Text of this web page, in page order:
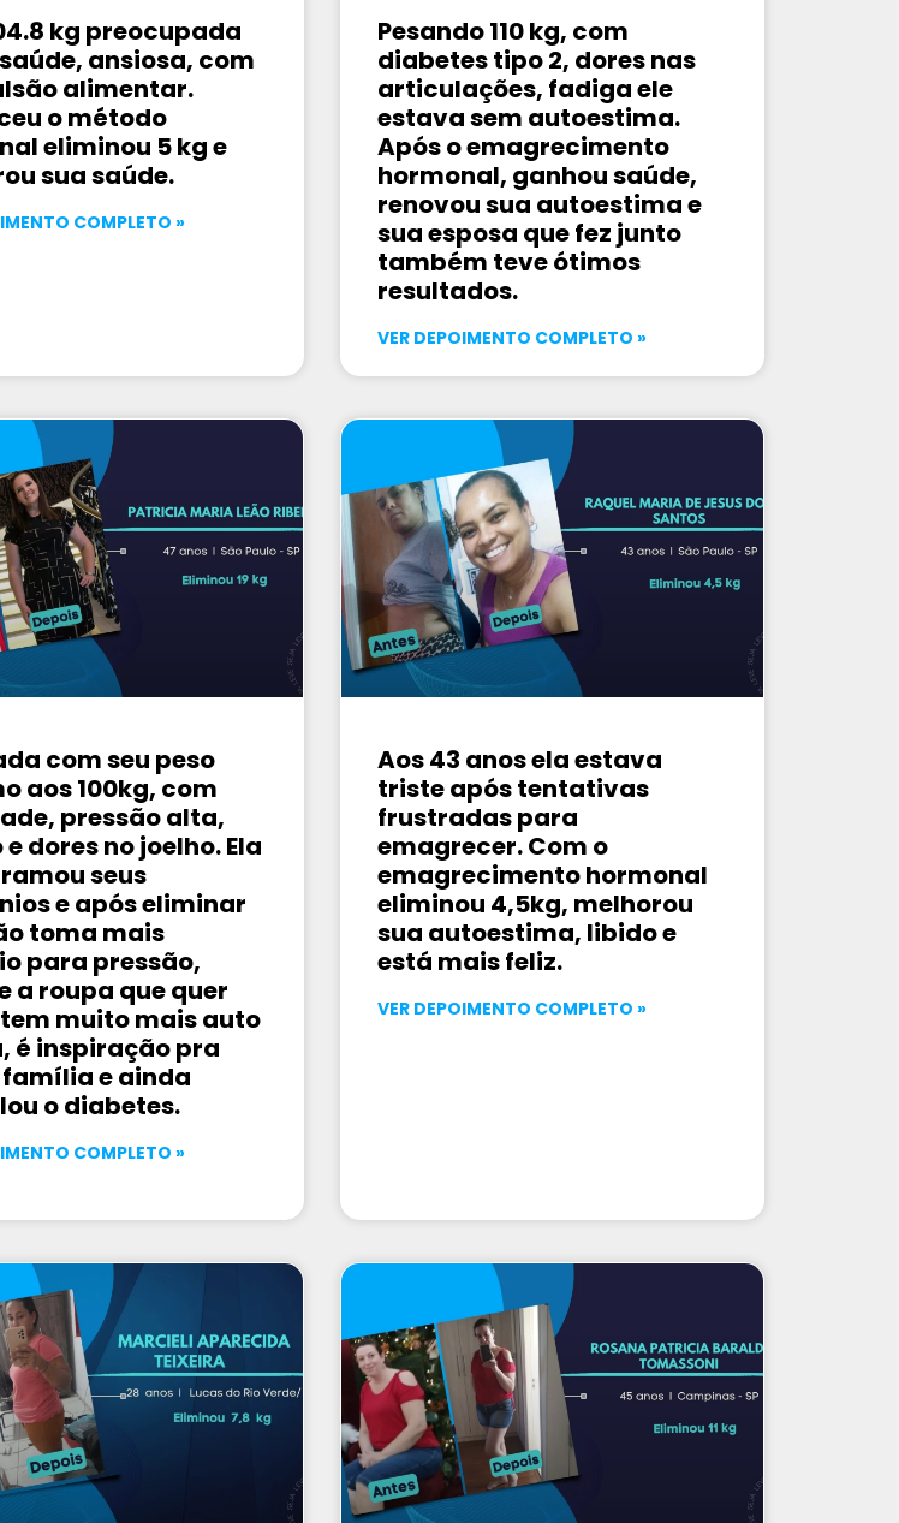
kg preocupada
ansiosa, com
alimentar.
o método
eliminou 5 kg e
sua saúde.
COMPLETO »
Pesando 110 kg, com
diabetes tipo 2, dores nas
articulações, fadiga ele
estava sem autoestima.
Após o emagrecimento
hormonal, ganhou saúde,
renovou sua autoestima e
sua esposa que fez junto
também teve ótimos
resultados.
VER DEPOIMENTO COMPLETO »
com seu peso
aos 100kg, com
pressão alta,
dores no joelho. Ela
seus
e após eliminar
toma mais
para pressão,
a roupa que quer
muito mais auto
é inspiração pra
e ainda
o diabetes.
COMPLETO »
Aos 43 anos ela estava
triste após tentativas
frustradas para
emagrecer. Com o
emagrecimento hormonal
eliminou 4,5kg, melhorou
sua autoestima, libido e
está mais feliz.
VER DEPOIMENTO COMPLETO »